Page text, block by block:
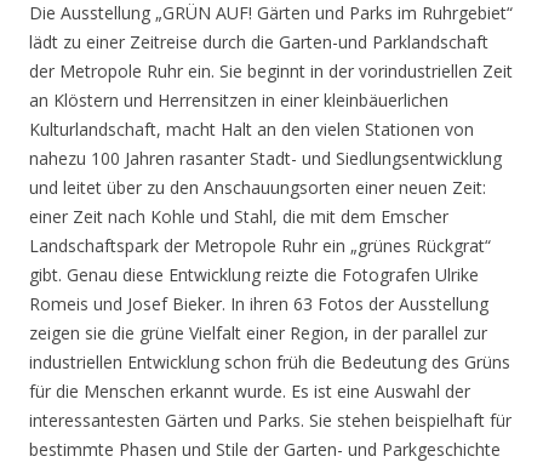
Die Ausstellung „GRÜN AUF! Gärten und Parks im Ruhrgebiet“
lädt zu einer Zeitreise durch die Garten-und Parklandschaft
der Metropole Ruhr ein. Sie beginnt in der vorindustriellen Zeit
an Klöstern und Herrensitzen in einer kleinbäuerlichen
Kulturlandschaft, macht Halt an den vielen Stationen von
nahezu 100 Jahren rasanter Stadt- und Siedlungsentwicklung
und leitet über zu den Anschauungsorten einer neuen Zeit:
einer Zeit nach Kohle und Stahl, die mit dem Emscher
Landschaftspark der Metropole Ruhr ein „grünes Rückgrat“
gibt. Genau diese Entwicklung reizte die Fotografen Ulrike
Romeis und Josef Bieker. In ihren 63 Fotos der Ausstellung
zeigen sie die grüne Vielfalt einer Region, in der parallel zur
industriellen Entwicklung schon früh die Bedeutung des Grüns
für die Menschen erkannt wurde. Es ist eine Auswahl der
interessantesten Gärten und Parks. Sie stehen beispielhaft für
bestimmte Phasen und Stile der Garten- und Parkgeschichte